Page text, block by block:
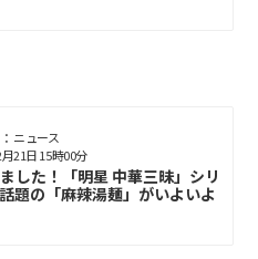
ニュース
した！「明星 中華三昧」シリ
題の「麻辣湯麺」がいよいよ
21日 15時00分